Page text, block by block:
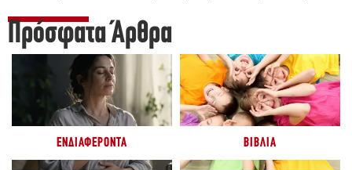
Πρόσφατα Άρθρα
ΕΝΔΙΑΦΈΡΟΝΤΑ ΒΙΒΛΊΑ